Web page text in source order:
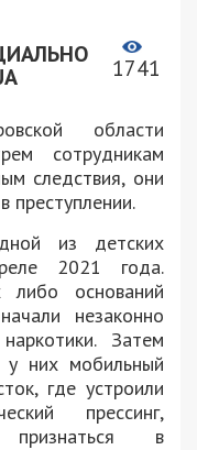
1741
области
сотрудникам
следствия, они
преступлении.
из детских
2021 года.
либо оснований
незаконно
Затем
у них мобильный
где устроили
прессинг,
признаться в